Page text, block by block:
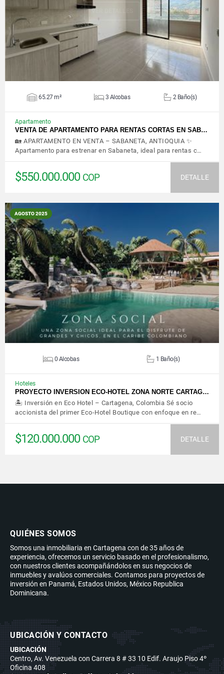
VER DETALLES
65.27 m² 3 Alcobas 2 Baño(s)
Apartamento
VENTA DE APARTAMENTO PARA RENTAS CORTAS EN SAB…
🏡 APARTAMENTO EN VENTA – SABANETA, ANTIOQUIA ✨
Apartamento para estrenar en Sabaneta, ideal para rentas c…
$550.000.000 COP DETALLE
AGOSTO 2025
VER DETALLES
0 Alcobas 1 Baño(s)
Hoteles
PROYECTO INVERSION ECO-HOTEL ZONA NORTE CARTAG…
🏝️ Inversión en Eco Hotel – Cartagena, Colombia Sé socio
accionista del primer Eco-Hotel Boutique con enfoque en re…
$120.000.000 COP DETALLE
QUIÉNES SOMOS
Somos una inmobiliaria en Cartagena con de 35 años de
experiencia, ofrecemos un servicio basado en el profesionalismo,
con nuestros clientes acompañándolos en sus negocios de
inmuebles y avalúos comerciales. Contamos para proyectos de
inversión en Panamá, Estados Unidos, México Republica
Dominicana.
UBICACIÓN Y CONTACTO
UBICACIÓN
Centro, Av. Venezuela con Carrera 8 # 33 10 Edif. Araujo Piso 4º
Oficina 408